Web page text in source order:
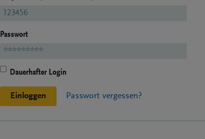
Passwort
Dauerhafter Login
Einloggen Passwort vergessen?